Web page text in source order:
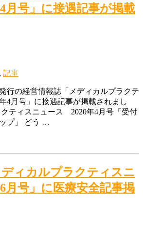
月号」に接遇記事が掲載
, 記事
行の経営情報誌「メディカルプラクテ
4月号」に接遇記事が掲載されまし
ティスニュース 2020年4月号「受付
プ」 どう …
ィカルプラクティスニ
月号」に医療安全記事掲